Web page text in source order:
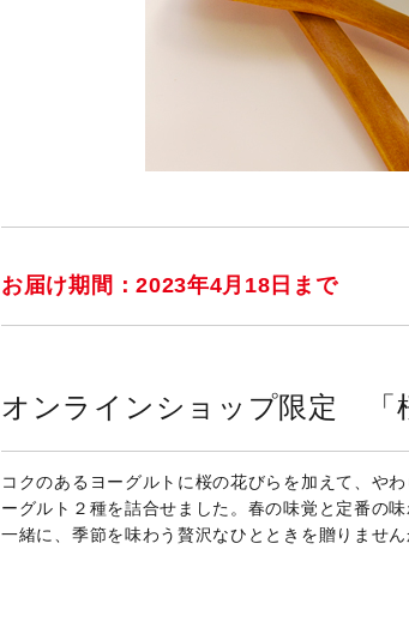
お届け期間：2023年4月18日まで
オンラインショップ限定
コクのあるヨーグルトに桜の花びらを加えて、や
ーグルト２種を詰合せました。春の味覚と定番の
一緒に、季節を味わう贅沢なひとときを贈りません